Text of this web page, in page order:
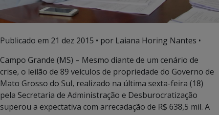
Publicado em 21 dez 2015 • por Laiana Horing Nantes •
Campo Grande (MS) – Mesmo diante de um cenário de
crise, o leilão de 89 veículos de propriedade do Governo de
Mato Grosso do Sul, realizado na última sexta-feira (18)
pela Secretaria de Administração e Desburocratização
superou a expectativa com arrecadação de R$ 638,5 mil. A